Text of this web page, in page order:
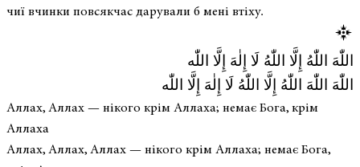
чиї вчинки повсякчас дарували б мені втіху.
اللّٰهَ اللّٰهُ إِلَّا اللّٰهُ لَا إِلٰهَ إِلَّا اللّٰه
اللّٰهَ اللّٰهَ اللّٰهُ إِلَّا اللّٰهُ لَا إِلٰهَ إِلَّا اللّٰه
Аллах, Аллах — нікого крім Аллаха; немає Бога, крім
Аллаха
Аллах, Аллах, Аллах — нікого крім Аллаха; немає Бога,